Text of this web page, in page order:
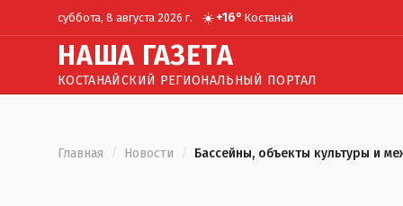
суббота, 8 августа 2026 г. ☀️+16° Костанай
НАША ГАЗЕТА
КОСТАНАЙСКИЙ РЕГИОНАЛЬНЫЙ ПОРТАЛ
Главная / Новости / Бассейны, объекты культуры и